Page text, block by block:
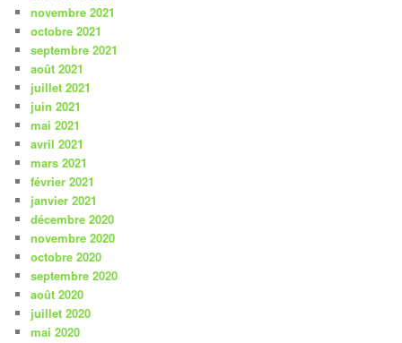
novembre 2021
octobre 2021
septembre 2021
août 2021
juillet 2021
juin 2021
mai 2021
avril 2021
mars 2021
février 2021
janvier 2021
décembre 2020
novembre 2020
octobre 2020
septembre 2020
août 2020
juillet 2020
mai 2020